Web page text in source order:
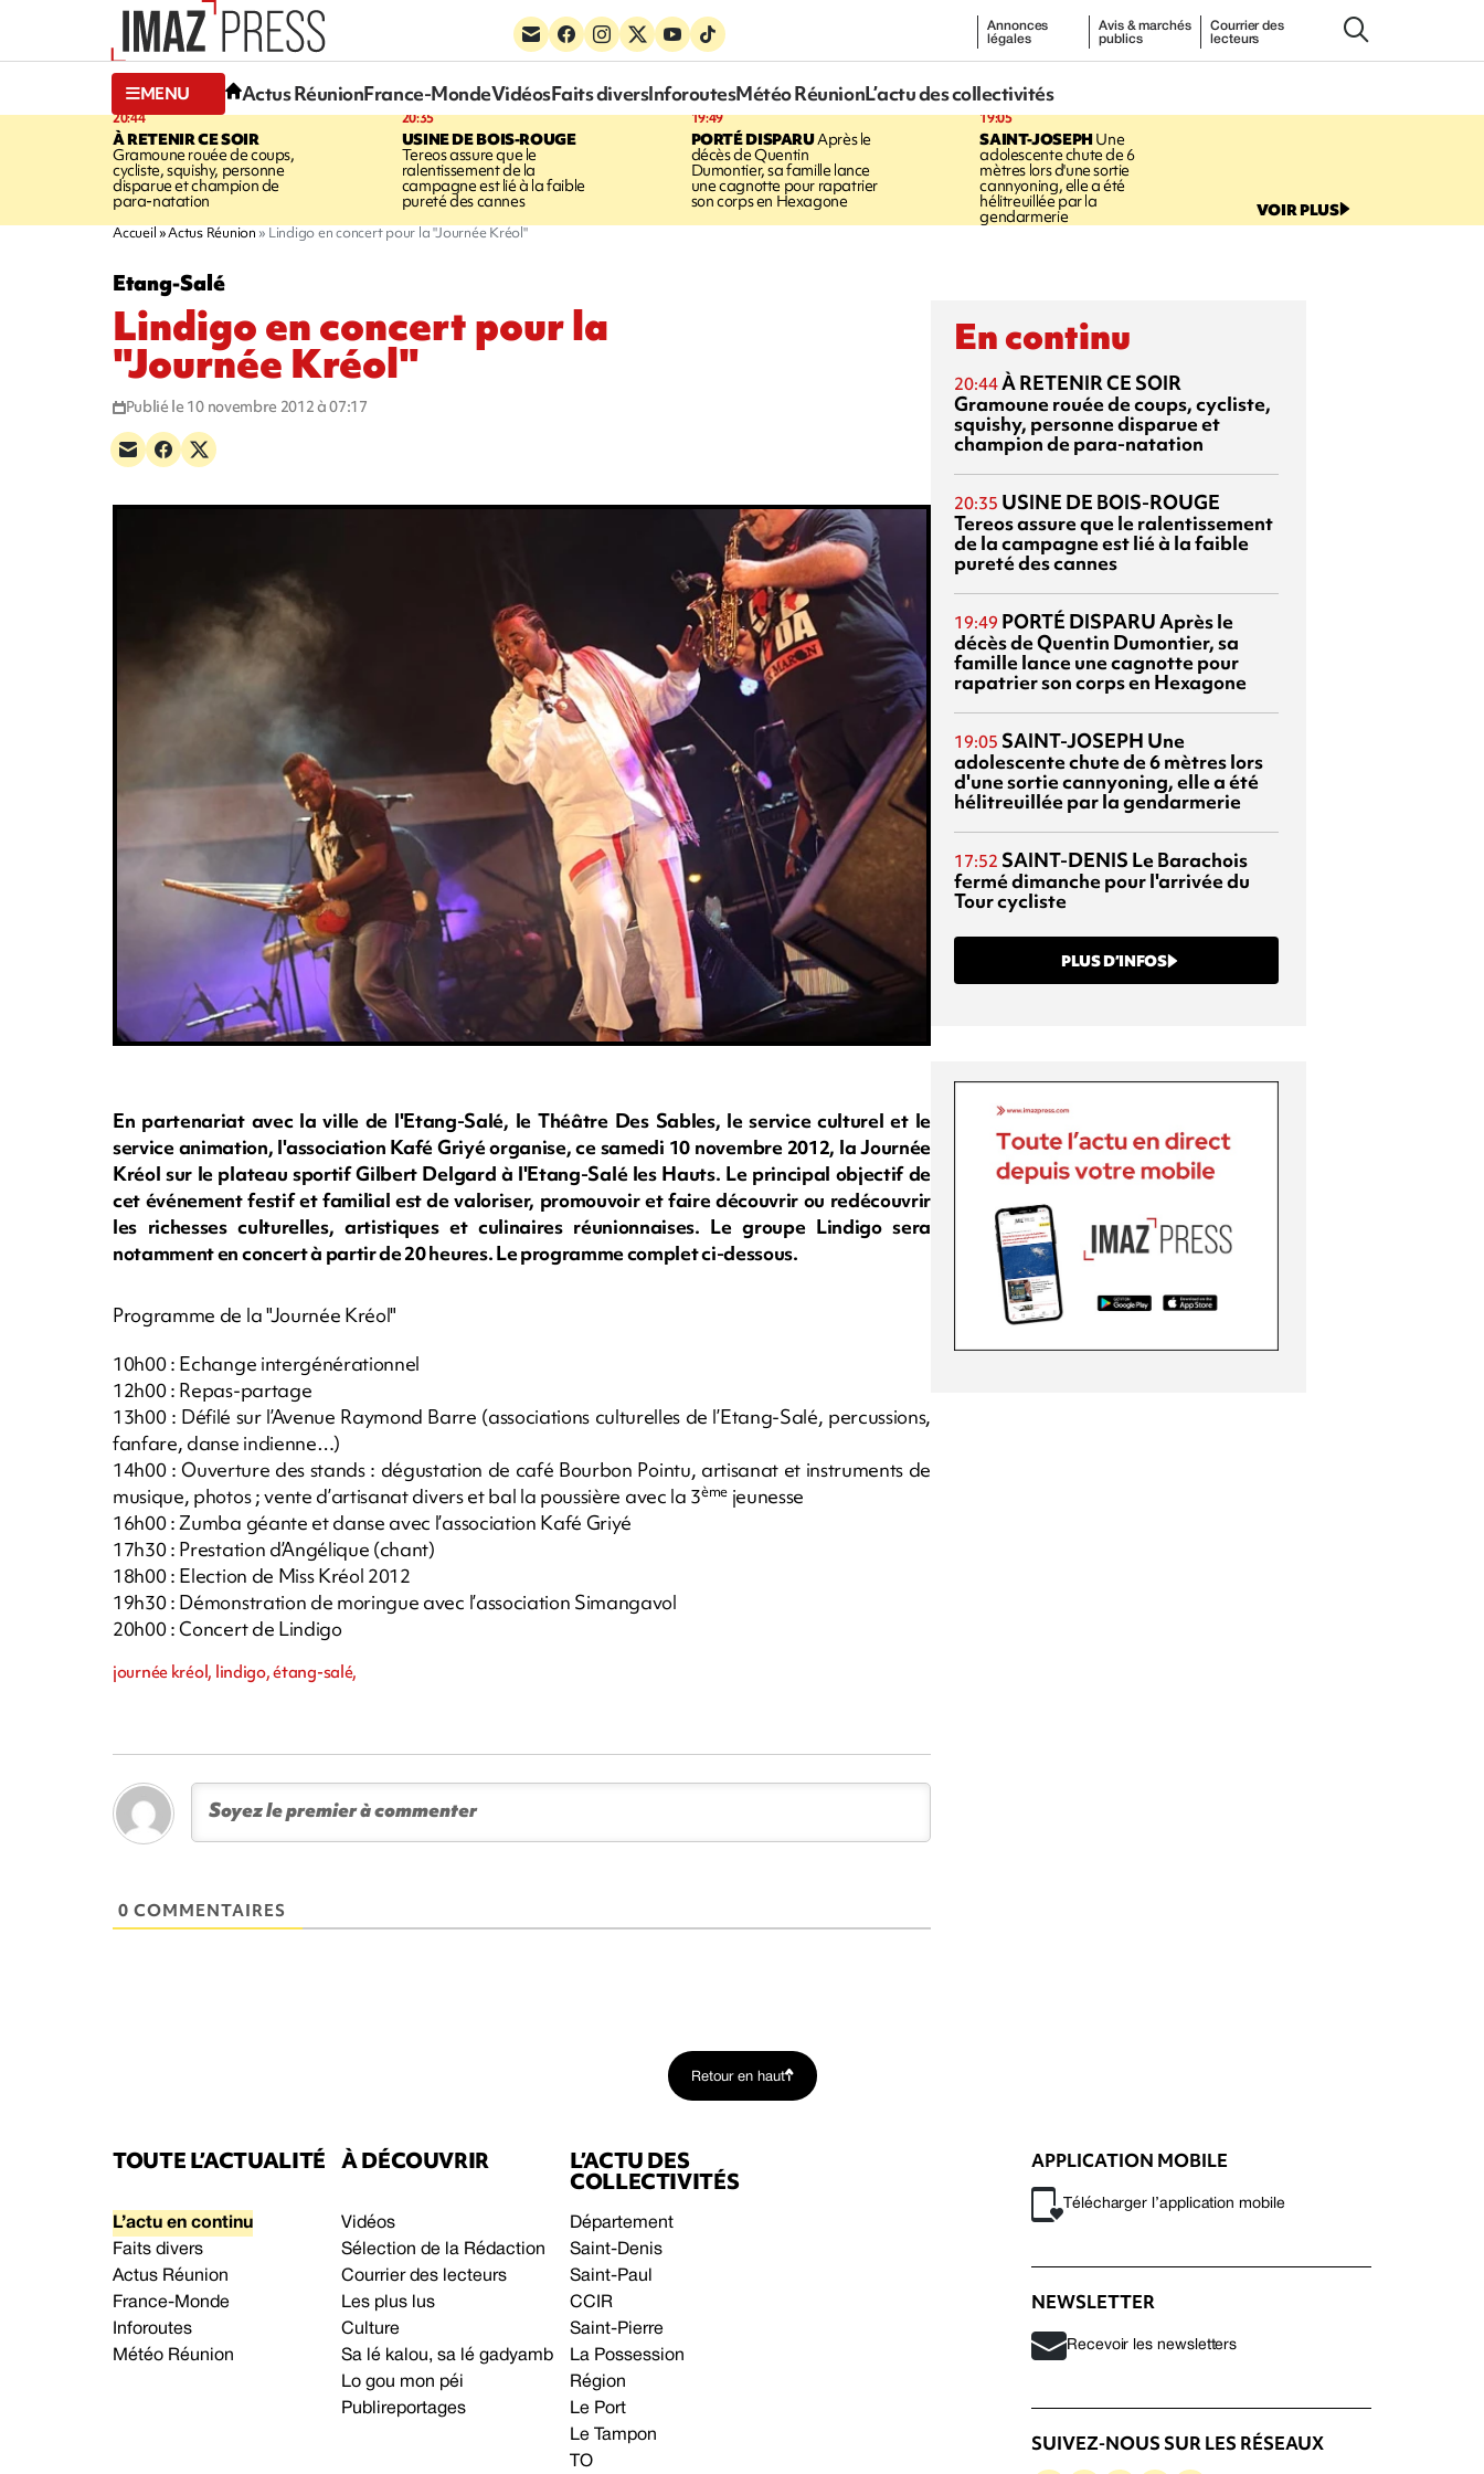
Annonces
légales
Avis & marchés
publics
Courrier des
lecteurs
MENU Actus RéunionFrance-MondeVidéosFaits diversInforoutesMétéo RéunionL’actu des collectivités
20:44
À RETENIR CE SOIR
Gramoune rouée de coups,
cycliste, squishy, personne
disparue et champion de
para-natation
20:35
USINE DE BOIS-ROUGE
Tereos assure que le
ralentissement de la
campagne est lié à la faible
pureté des cannes
19:49
PORTÉ DISPARUAprès le
décès de Quentin
Dumontier, sa famille lance
une cagnotte pour rapatrier
son corps en Hexagone
19:05
SAINT-JOSEPHUne
adolescente chute de 6
mètres lors d'une sortie
cannyoning, elle a été
hélitreuillée par la
gendarmerie VOIR PLUS
Accueil Actus Réunion Lindigo en concert pour la "Journée Kréol"
Etang-Salé
Lindigo en concert pour la
"Journée Kréol"
Publié le 10 novembre 2012 à 07:17
En partenariat avec la ville de l'Etang-Salé, le Théâtre Des Sables, le service culturel et le
service animation, l'association Kafé Griyé organise, ce samedi 10 novembre 2012, la Journée
Kréol sur le plateau sportif Gilbert Delgard à l'Etang-Salé les Hauts. Le principal objectif de
cet événement festif et familial est de valoriser, promouvoir et faire découvrir ou redécouvrir
les richesses culturelles, artistiques et culinaires réunionnaises. Le groupe Lindigo sera
notamment en concert à partir de 20 heures. Le programme complet ci-dessous.
Programme de la "Journée Kréol"
10h00 : Echange intergénérationnel
12h00 : Repas-partage
13h00 : Défilé sur l’Avenue Raymond Barre (associations culturelles de l’Etang-Salé, percussions,
fanfare, danse indienne…)
14h00 : Ouverture des stands : dégustation de café Bourbon Pointu, artisanat et instruments de
musique, photos ; vente d’artisanat divers et bal la poussière avec la 3ème jeunesse
16h00 : Zumba géante et danse avec l’association Kafé Griyé
17h30 : Prestation d’Angélique (chant)
18h00 : Election de Miss Kréol 2012
19h30 : Démonstration de moringue avec l’association Simangavol
20h00 : Concert de Lindigo
journée kréol, lindigo, étang-salé,
0 COMMENTAIRES
En continu
20:44À RETENIR CE SOIR
Gramoune rouée de coups, cycliste,
squishy, personne disparue et
champion de para-natation
20:35 USINE DE BOIS-ROUGE
Tereos assure que le ralentissement
de la campagne est lié à la faible
pureté des cannes
19:49 PORTÉ DISPARUAprès le
décès de Quentin Dumontier, sa
famille lance une cagnotte pour
rapatrier son corps en Hexagone
19:05 SAINT-JOSEPH Une
adolescente chute de 6 mètres lors
d'une sortie cannyoning, elle a été
hélitreuillée par la gendarmerie
17:52 SAINT-DENIS Le Barachois
fermé dimanche pour l'arrivée du
Tour cycliste
PLUS D’INFOS
Retour en haut
TOUTE L’ACTUALITÉ
L’actu en continu
Faits divers
Actus Réunion
France-Monde
Inforoutes
Météo Réunion
À DÉCOUVRIR
Vidéos
Sélection de la Rédaction
Courrier des lecteurs
Les plus lus
Culture
Sa lé kalou, sa lé gadyamb
Lo gou mon péi
Publireportages
L’ACTU DES
COLLECTIVITÉS
Département
Saint-Denis
Saint-Paul
CCIR
Saint-Pierre
La Possession
Région
Le Port
Le Tampon
TO
APPLICATION MOBILE
Télécharger l’application mobile
NEWSLETTER
Recevoir les newsletters
SUIVEZ-NOUS SUR LES RÉSEAUX